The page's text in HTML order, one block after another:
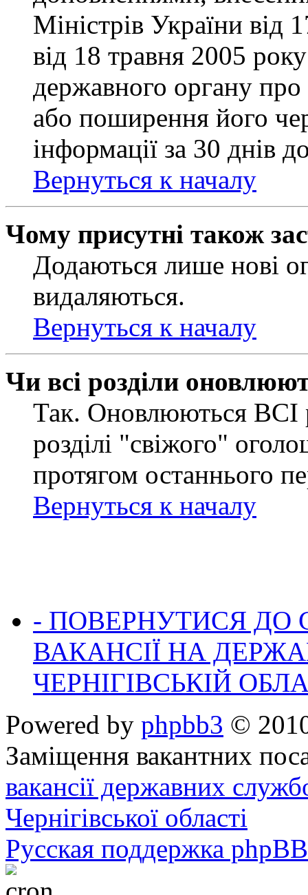
Міністрів України від
від 18 травня 2005
державного органу
або поширення його
інформації за 30 днів
Вернуться к началу
Чому присутні також
Додаються лише нові
видаляються.
Вернуться к началу
Чи всі розділи
Так. Оновлюються ВСІ
розділі "свіжого"
протягом останнього
Вернуться к началу
- ПОВЕРНУТИСЯ ДО
ВАКАНСІЇ НА
ЧЕРНІГІВСЬКІЙ
Powered by phpbb3 ©
Заміщення вакантних
вакансії державних
Чернігівської області
Русская поддержка phpBB